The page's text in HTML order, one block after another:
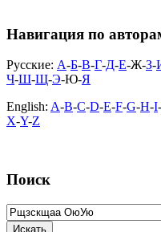
Навигация по
Русские: А-Б-В-Г-Д-Е-Ж-З-
Ч-Ш-Щ-Э-Ю-Я
English: A-B-C-D-E-F-G-H-I-
X-Y-Z
Поиск